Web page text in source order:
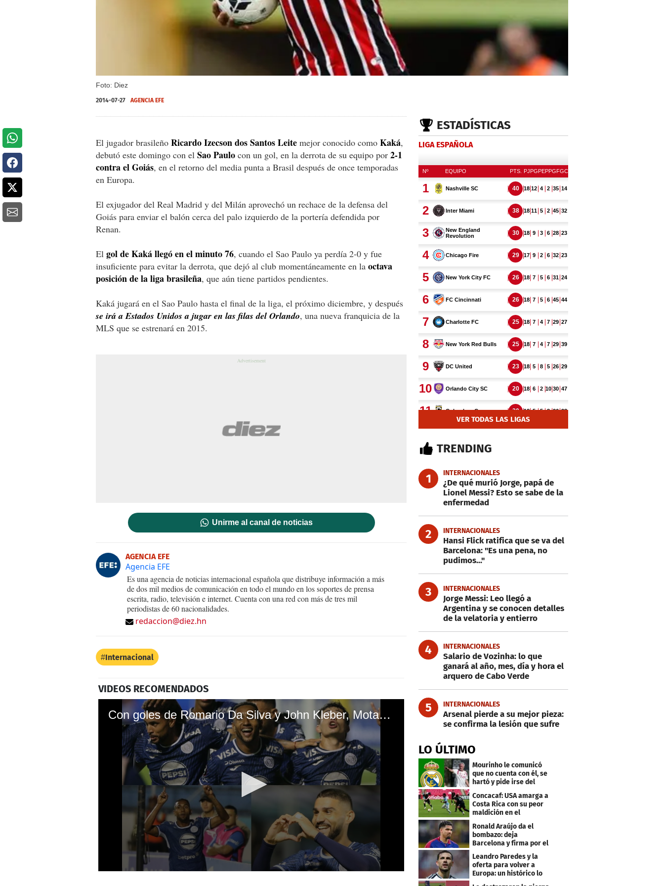
Foto: Diez
2014-07-27 AGENCIA EFE
El jugador brasileño Ricardo Izecson dos Santos Leite mejor conocido como Kaká,
debutó este domingo con el Sao Paulo con un gol, en la derrota de su equipo por 2-1
contra el Goiás, en el retorno del media punta a Brasil después de once temporadas
en Europa.
El exjugador del Real Madrid y del Milán aprovechó un rechace de la defensa del
Goiás para enviar el balón cerca del palo izquierdo de la portería defendida por
Renan.
El gol de Kaká llegó en el minuto 76, cuando el Sao Paulo ya perdía 2-0 y fue
insuficiente para evitar la derrota, que dejó al club momentáneamente en la octava
posición de la liga brasileña, que aún tiene partidos pendientes.
Kaká jugará en el Sao Paulo hasta el final de la liga, el próximo diciembre, y después
se irá a Estados Unidos a jugar en las filas del Orlando, una nueva franquicia de la
MLS que se estrenará en 2015.
Unirme al canal de noticias
AGENCIA EFE
Agencia EFE
Es una agencia de noticias internacional española que distribuye información a más
de dos mil medios de comunicación en todo el mundo en los soportes de prensa
escrita, radio, televisión e internet. Cuenta con una red con más de tres mil
periodistas de 60 nacionalidades.
redaccion@diez.hn
Internacional
VIDEOS RECOMENDADOS
Con goles de Romario Da Silva y John Kleber, Motagua derrota al Platense en su debut en el Clausura
ESTADÍSTICAS
LIGA ESPAÑOLA
VER TODAS LAS LIGAS
TRENDING
1 INTERNACIONALES
¿De qué murió Jorge, papá de
Lionel Messi? Esto se sabe de la
enfermedad
2 INTERNACIONALES
Hansi Flick ratifica que se va del
Barcelona: "Es una pena, no
pudimos..."
3 INTERNACIONALES
Jorge Messi: Leo llegó a
Argentina y se conocen detalles
de la velatoria y entierro
4 INTERNACIONALES
Salario de Vozinha: lo que
ganará al año, mes, día y hora el
arquero de Cabo Verde
5 INTERNACIONALES
Arsenal pierde a su mejor pieza:
se confirma la lesión que sufre
LO ÚLTIMO
Mourinho le comunicó
que no cuenta con él, se
hartó y pide irse del
Concacaf: USA amarga a
Costa Rica con su peor
maldición en el
premundial Sub-20
Ronald Araújo da el
bombazo: deja
Barcelona y firma por el
club menos pensado
Leandro Paredes y la
oferta para volver a
Europa: un histórico lo